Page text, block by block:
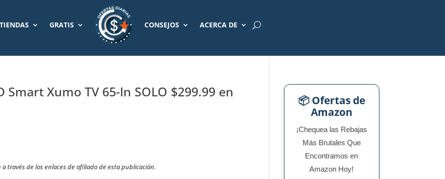
TIENDAS GRATIS CONSEJOS ACERCA DE
Smart Xumo TV 65-In SOLO $299.99 en
través de los enlaces de afiliado de esta publicación.
📦 Ofertas de
Amazon
¡Chequea las Rebajas
Más Brutales Que
Encontramos en
Amazon Hoy!